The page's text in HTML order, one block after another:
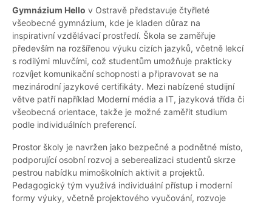
Gymnázium Hello v Ostravě představuje čtyřleté
všeobecné gymnázium, kde je kladen důraz na
inspirativní vzdělávací prostředí. Škola se zaměřuje
především na rozšířenou výuku cizích jazyků, včetně lekcí
s rodilými mluvčími, což studentům umožňuje prakticky
rozvíjet komunikační schopnosti a připravovat se na
mezinárodní jazykové certifikáty. Mezi nabízené studijní
větve patří například Moderní média a IT, jazyková třída či
všeobecná orientace, takže je možné zaměřit studium
podle individuálních preferencí.
Prostor školy je navržen jako bezpečné a podnětné místo,
podporující osobní rozvoj a seberealizaci studentů skrze
pestrou nabídku mimoškolních aktivit a projektů.
Pedagogický tým využívá individuální přístup i moderní
formy výuky, včetně projektového vyučování, rozvoje